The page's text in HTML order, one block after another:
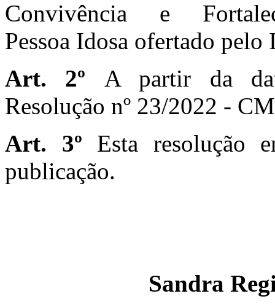
Convivência e
Pessoa Idosa ofertado
Art. 2º A partir da
Resolução nº 23/2022 -
Art. 3º Esta resolução
publicação.
Sandra